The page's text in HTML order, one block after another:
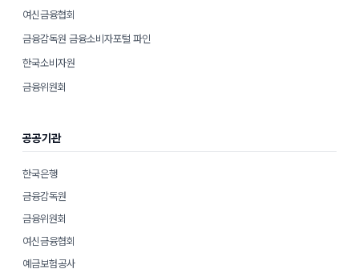
여신금융협회
금융감독원 금융소비자포털 파인
한국소비자원
금융위원회
공공기관
한국은행
금융감독원
금융위원회
여신금융협회
예금보험공사